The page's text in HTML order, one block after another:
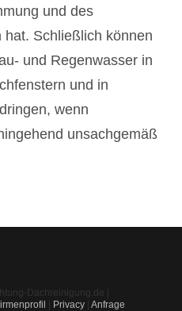
und des
Schließlich können
und Regenwasser in
und in
wenn
unsachgemäß
Dachreinigung.de |
| Privacy | Anfrage